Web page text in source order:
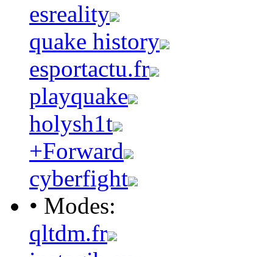
esreality
quake history
esportactu.fr
playquake
holysh1t
+Forward
cyberfight
• Modes:
qltdm.fr